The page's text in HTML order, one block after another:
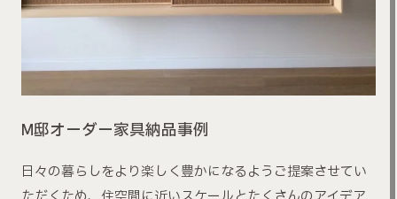
M邸オーダー家具納品事例
日々の暮らしをより楽しく豊かになるようご提案させてい